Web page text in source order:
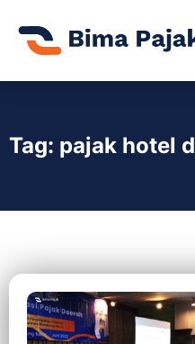
Tag: pajak hotel